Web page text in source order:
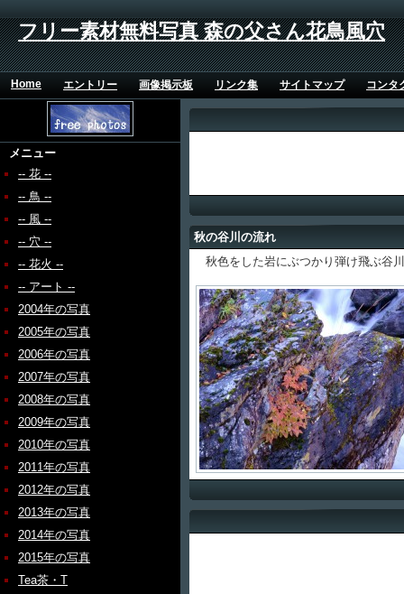
フリー素材無料写真 森の父さん花鳥風穴
Home エントリー 画像掲示板 リンク集 サイトマップ コンタ
メニュー
-- 花 --
-- 鳥 --
-- 風 --
-- 穴 --
-- 花火 --
-- アート --
2004年の写真
2005年の写真
2006年の写真
2007年の写真
2008年の写真
2009年の写真
2010年の写真
2011年の写真
2012年の写真
2013年の写真
2014年の写真
2015年の写真
Tea茶・T
秋の谷川の流れ
秋色をした岩にぶつかり弾け飛ぶ谷